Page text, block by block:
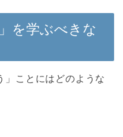
を学ぶべきな
」ことにはどのような